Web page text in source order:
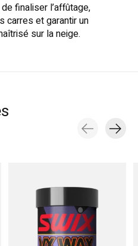
finaliser l’affûtage,
carres et garantir un
sur la neige.